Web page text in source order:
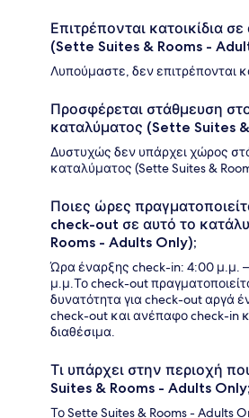
Επιτρέπονται κατοικίδια
(Sette Suites & Rooms -
Λυπούμαστε, δεν επιτρέπονται
Προσφέρεται στάθμευση
καταλύματος (Sette Suites
Δυστυχώς δεν υπάρχει χώρος
καταλύματος (Sette Suites &
Ποιες ώρες
check-out σε αυτό το
Rooms - Adults Only);
Ώρα έναρξης check-in: 4:00 μ.μ.
μ.μ.Το check-out
δυνατότητα για check-out αργά
check-out και ανέπαφο check-in
διαθέσιμα.
Τι υπάρχει στην περιοχή
Suites & Rooms - Adults Only;
Το Sette Suites & Rooms - Adults